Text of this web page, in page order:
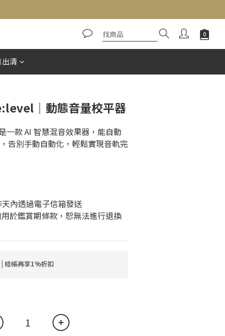
清
｜動態音量校平器
款 AI 智慧混音效果器，能自動
告別手動自動化，輕鬆實現音軌完
內透過電子信箱發送
於鑑賞期條款，恕無法進行退換
結帳再享1%折扣
立即購買